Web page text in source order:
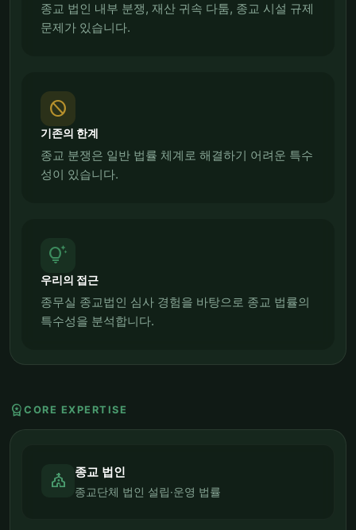
종교 법인 내부 분쟁, 재산 귀속 다툼, 종교 시설 규제
문제가 있습니다.
block
기존의 한계
종교 분쟁은 일반 법률 체계로 해결하기 어려운 특수
성이 있습니다.
tips_and_updates
우리의 접근
종무실 종교법인 심사 경험을 바탕으로 종교 법률의
특수성을 분석합니다.
workspace_premium CORE EXPERTISE
church 종교 법인
종교단체 법인 설립·운영 법률